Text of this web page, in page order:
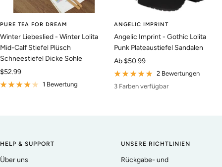
PURE TEA FOR DREAM
Winter Liebeslied - Winter Lolita
Mid-Calf Stiefel Plüsch
Schneestiefel Dicke Sohle
Angebotspreis
$52.99
1 Bewertung
ANGELIC IMPRINT
Angelic Imprint - Gothic Lolita
Punk Plateaustiefel Sandalen
Angebotspreis
Ab $50.99
2 Bewertungen
3 Farben verfügbar
HELP & SUPPORT
Über uns
UNSERE RICHTLINIEN
Rückgabe- und